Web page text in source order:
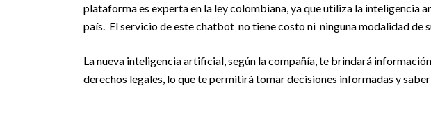
plataforma es experta en la ley colombiana, ya que utiliza la inteligencia
país. El servicio de este chatbot no tiene costo ni ninguna modalidad de
La nueva inteligencia artificial, según la compañía, te brindará
derechos legales, lo que te permitirá tomar decisiones informadas y